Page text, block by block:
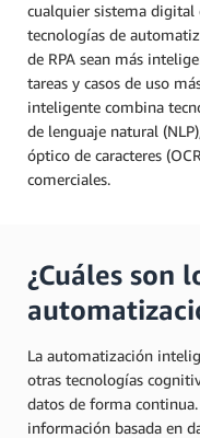
cualquier sistema digital
tecnologías de
de RPA sean más
tareas y casos de uso
inteligente combina
de lenguaje natural
óptico de caracteres
comerciales.
¿Cuáles son
La automatización
otras tecnologías
datos de forma
información basada en